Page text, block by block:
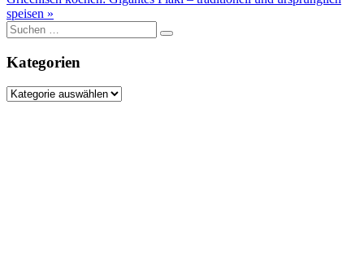
speisen »
Suche
nach:
Kategorien
Kategorien